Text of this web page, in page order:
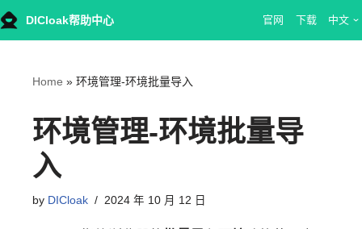
Skip
content
DICloak帮助中心 官网 下载 中文
Home » 环境管理-环境批量导入
环境管理-环境批量导
入
by DICloak 2024 年 10 月 12 日